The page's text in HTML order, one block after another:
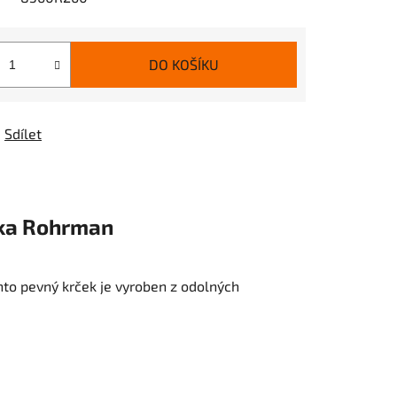
DO KOŠÍKU
Sdílet
Rohrman
pevný krček je vyroben z odolných